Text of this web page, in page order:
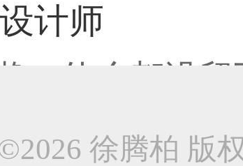
用户作品
计师
，什么都没留
点赞：1
徐腾柏 版